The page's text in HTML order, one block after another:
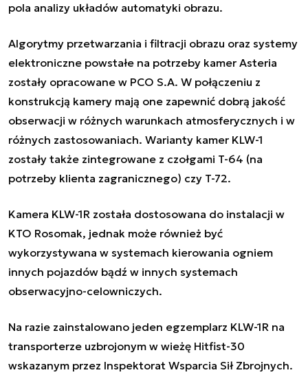
pola analizy układów automatyki obrazu.
Algorytmy przetwarzania i filtracji obrazu oraz systemy
elektroniczne powstałe na potrzeby kamer Asteria
zostały opracowane w PCO S.A. W połączeniu z
konstrukcją kamery mają one zapewnić dobrą jakość
obserwacji w różnych warunkach atmosferycznych i w
różnych zastosowaniach. Warianty kamer KLW-1
zostały także zintegrowane z czołgami T-64 (na
potrzeby klienta zagranicznego) czy T-72.
Kamera KLW-1R została dostosowana do instalacji w
KTO Rosomak, jednak może również być
wykorzystywana w systemach kierowania ogniem
innych pojazdów bądź w innych systemach
obserwacyjno-celowniczych.
Na razie zainstalowano jeden egzemplarz KLW-1R na
transporterze uzbrojonym w wieżę Hitfist-30
wskazanym przez Inspektorat Wsparcia Sił Zbrojnych.